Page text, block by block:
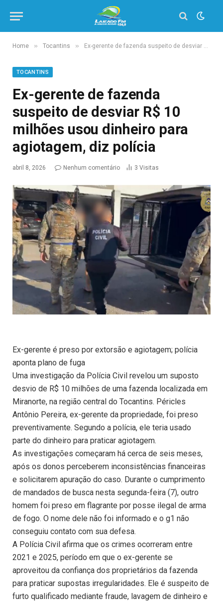
Home » Tocantins » Ex-gerente de fazenda suspeito de desviar R$ 10 milhões usou dinheiro para agiotagem, diz polícia
TOCANTINS
Ex-gerente de fazenda
suspeito de desviar R$ 10
milhões usou dinheiro para
agiotagem, diz polícia
abril 8, 2026 Nenhum comentário 3 Visitas
Ex-gerente é preso por extorsão e agiotagem; polícia
aponta plano de fuga
Uma investigação da Polícia Civil revelou um suposto
desvio de R$ 10 milhões de uma fazenda localizada em
Miranorte, na região central do Tocantins. Péricles
Antônio Pereira, ex-gerente da propriedade, foi preso
preventivamente. Segundo a polícia, ele teria usado
parte do dinheiro para praticar agiotagem.
As investigações começaram há cerca de seis meses,
após os donos perceberem inconsistências financeiras
e solicitarem apuração do caso. Durante o cumprimento
de mandados de busca nesta segunda-feira (7), outro
homem foi preso em flagrante por posse ilegal de arma
de fogo. O nome dele não foi informado e o g1 não
conseguiu contato com sua defesa.
A Polícia Civil afirma que os crimes ocorreram entre
2021 e 2025, período em que o ex-gerente se
aproveitou da confiança dos proprietários da fazenda
para praticar supostas irregularidades. Ele é suspeito de
furto qualificado mediante fraude, lavagem de dinheiro e